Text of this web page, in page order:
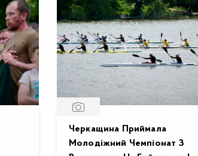
Черкащина Приймала
Молодіжний Чемпіонат З